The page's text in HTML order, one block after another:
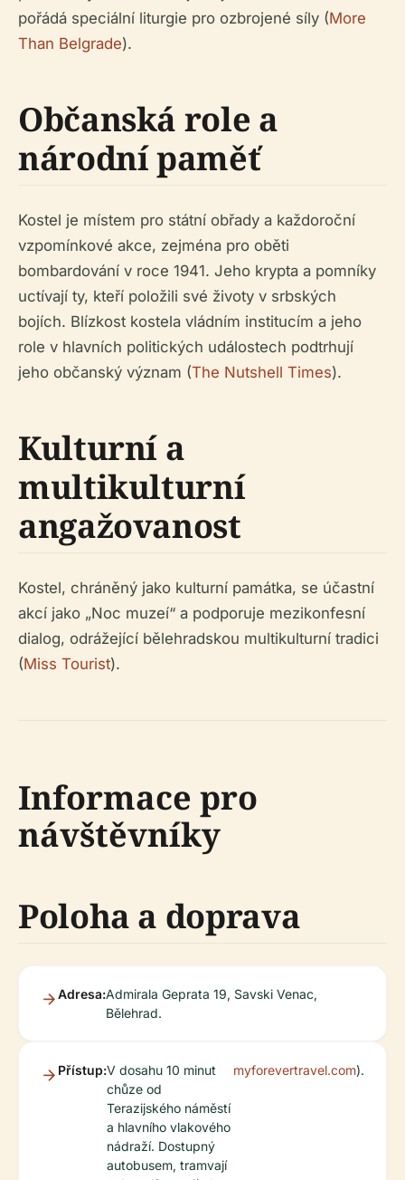
pořádá speciální liturgie pro ozbrojené síly (More
Than Belgrade).
Občanská role a
národní paměť
Kostel je místem pro státní obřady a každoroční
vzpomínkové akce, zejména pro oběti
bombardování v roce 1941. Jeho krypta a pomníky
uctívají ty, kteří položili své životy v srbských
bojích. Blízkost kostela vládním institucím a jeho
role v hlavních politických událostech podtrhují
jeho občanský význam (The Nutshell Times).
Kulturní a
multikulturní
angažovanost
Kostel, chráněný jako kulturní památka, se účastní
akcí jako „Noc muzeí“ a podporuje mezikonfesní
dialog, odrážející bělehradskou multikulturní tradici
(Miss Tourist).
Informace pro
návštěvníky
Poloha a doprava
Adresa:Admirala Geprata 19, Savski Venac,
Bělehrad.
Přístup:V dosahu 10 minut
chůze od
Terazijského náměstí
a hlavního vlakového
nádraží. Dostupný
autobusem, tramvají
myforevertravel.com).